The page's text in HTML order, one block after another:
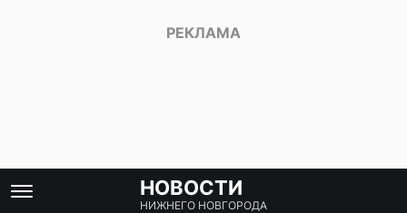
НОВОСТИ
НИЖНЕГО НОВГОРОДА